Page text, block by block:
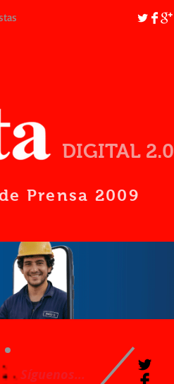
DIGITAL 2.0
Prensa 2009
Síguenos...